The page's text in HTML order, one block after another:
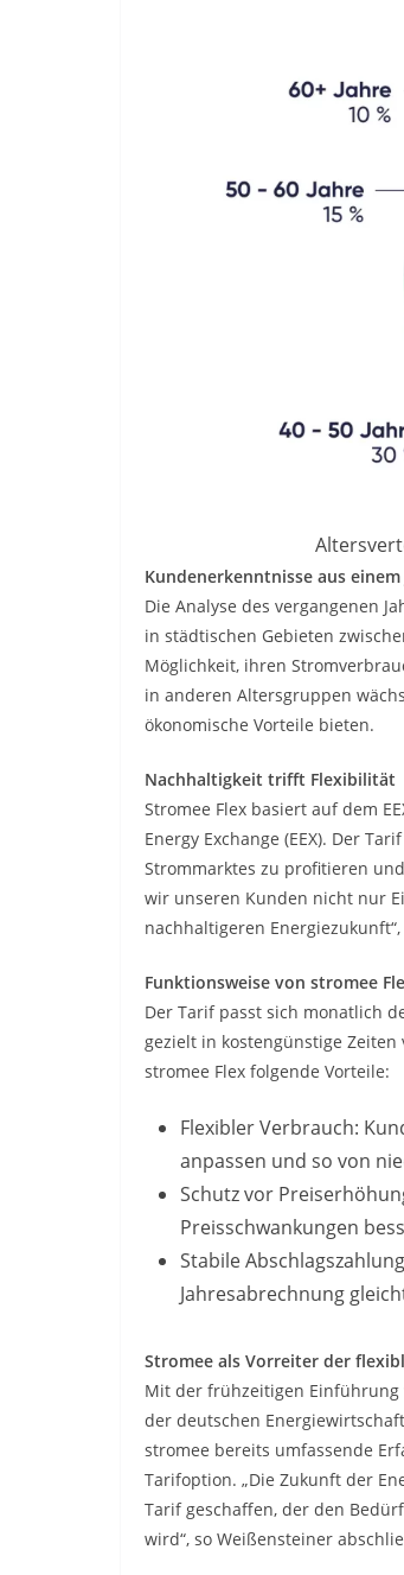
Kundenerkenntnisse aus
Die Analyse des vergangenen
in städtischen Gebieten
Möglichkeit, ihren
in anderen Altersgruppen
ökonomische Vorteile bieten.
Nachhaltigkeit trifft Flexibilität
Stromee Flex basiert auf dem
Energy Exchange (EEX). Der
Strommarktes zu profitieren
wir unseren Kunden nicht nur
nachhaltigeren
Funktionsweise von stromee
Der Tarif passt sich monatlich
gezielt in kostengünstige
stromee Flex folgende Vorteile:
Flexibler Verbrauch:
anpassen und so von
Schutz vor
Preisschwankungen
Stabile
Jahresabrechnung
Stromee als Vorreiter der
Mit der frühzeitigen Einführung
der deutschen
stromee bereits umfassende
Tarifoption. „Die Zukunft der
Tarif geschaffen, der den
wird“, so Weißensteiner